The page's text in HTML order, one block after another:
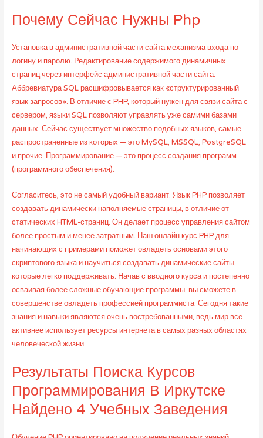
Почему Сейчас Нужны Php
Установка в административной части сайта механизма входа по
логину и паролю. Редактирование содержимого динамичных
страниц через интерфейс административной части сайта.
Аббревиатура SQL расшифровывается как «структурированный
язык запросов». В отличие с PHP, который нужен для связи сайта с
сервером, языки SQL позволяют управлять уже самими базами
данных. Сейчас существует множество подобных языков, самые
распространенные из которых — это MySQL, MSSQL, PostgreSQL
и прочие. Программирование — это процесс создания программ
(программного обеспечения).
Согласитесь, это не самый удобный вариант. Язык PHP позволяет
создавать динамически наполняемые страницы, в отличие от
статических HTML-страниц. Он делает процесс управления сайтом
более простым и менее затратным. Наш онлайн курс PHP для
начинающих с примерами поможет овладеть основами этого
скриптового языка и научиться создавать динамические сайты,
которые легко поддерживать. Начав с вводного курса и постепенно
осваивая более сложные обучающие программы, вы сможете в
совершенстве овладеть профессией программиста. Сегодня такие
знания и навыки являются очень востребованными, ведь мир все
активнее использует ресурсы интернета в самых разных областях
человеческой жизни.
Результаты Поиска Курсов
Программирования В Иркутске
Найдено 4 Учебных Заведения